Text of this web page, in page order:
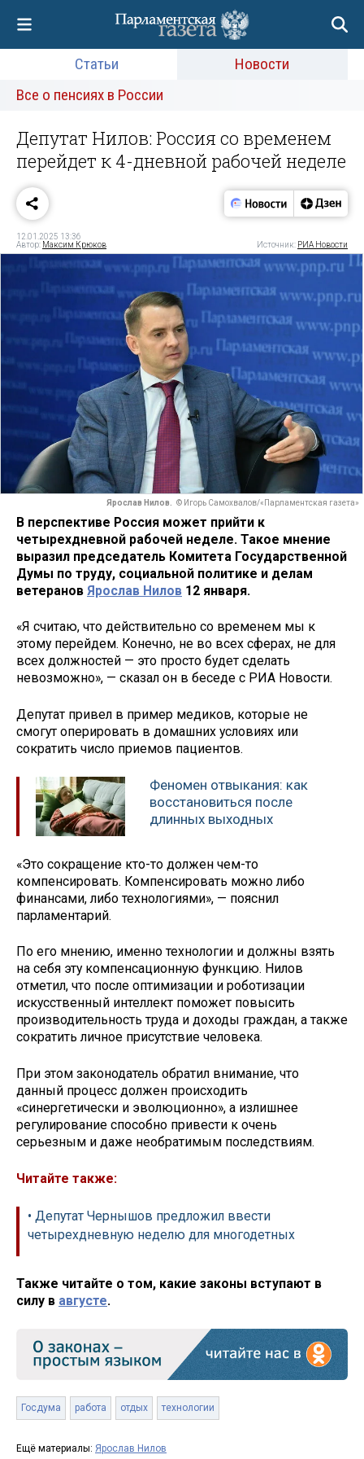
Статьи
Новости
Все о пенсиях в России
Депутат Нилов: Россия со временем
перейдет к 4-дневной рабочей неделе
12.01.2025 13:36
Автор: Максим Крюков Источник: РИА Новости
Ярослав Нилов. © Игорь Самохвалов/«Парламентская газета»
В перспективе Россия может прийти к
четырехдневной рабочей неделе. Такое мнение
выразил председатель Комитета Государственной
Думы по труду, социальной политике и делам
ветеранов Ярослав Нилов 12 января.
«Я считаю, что действительно со временем мы к
этому перейдем. Конечно, не во всех сферах, не для
всех должностей — это просто будет сделать
невозможно», — сказал он в беседе с РИА Новости.
Депутат привел в пример медиков, которые не
смогут оперировать в домашних условиях или
сократить число приемов пациентов.
Феномен отвыкания: как
восстановиться после
длинных выходных
«Это сокращение кто-то должен чем-то
компенсировать. Компенсировать можно либо
финансами, либо технологиями», — пояснил
парламентарий.
По его мнению, именно технологии и должны взять
на себя эту компенсационную функцию. Нилов
отметил, что после оптимизации и роботизации
искусственный интеллект поможет повысить
производительность труда и доходы граждан, а также
сократить личное присутствие человека.
При этом законодатель обратил внимание, что
данный процесс должен происходить
«синергетически и эволюционно», а излишнее
регулирование способно привести к очень
серьезным и даже необратимым последствиям.
Читайте также:
• Депутат Чернышов предложил ввести
четырехдневную неделю для многодетных
Также читайте о том, какие законы вступают в
силу в августе.
Госдума работа отдых технологии
Ещё материалы: Ярослав Нилов